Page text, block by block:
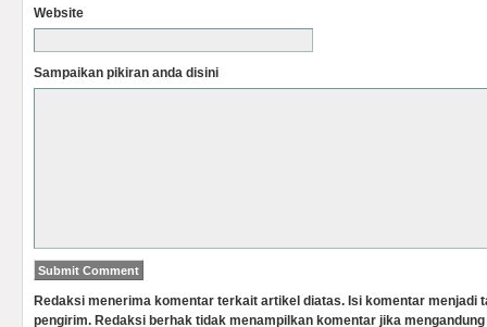
Website
Sampaikan pikiran anda disini
Redaksi menerima komentar terkait artikel diatas. Isi komentar menjadi
pengirim. Redaksi berhak tidak menampilkan komentar jika